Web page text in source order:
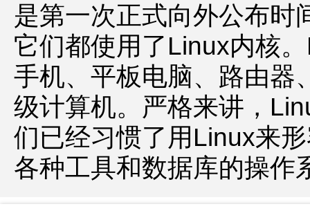
是第一次正式向外公布时
它们都使用了Linux内核
手机、平板电脑、路由器
级计算机。严格来讲，
们已经习惯了用Linux来
各种工具和数据库的操作